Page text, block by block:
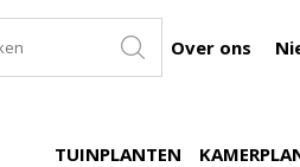
Over ons
TUINPLANTEN